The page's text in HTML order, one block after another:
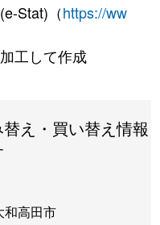
Stat)（https://ww
工して作成
え・買い替え情報
和高田市